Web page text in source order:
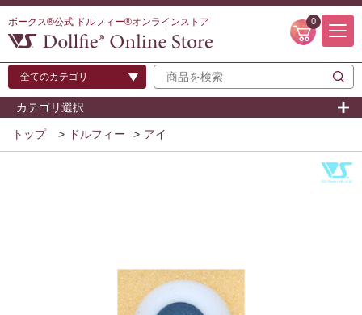
ボークス®公式 ドルフィー®オンラインストア 0
カテゴリ選択
トップ > ドルフィー > アイ